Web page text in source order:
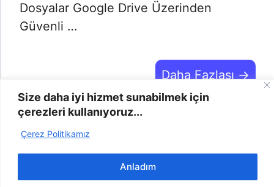
Size daha iyi hizmet sunabilmek için
çerezleri kullanıyoruz...
Çerez Politikamız
Anladım
Dosyalar Google Drive Üzerinden
Güvenli …
Daha Fazlası →
2025 | Odevyap.gen.tr © -
Ulaşın-Şikayet-Gizlilik Politikası-Çerez Politikası